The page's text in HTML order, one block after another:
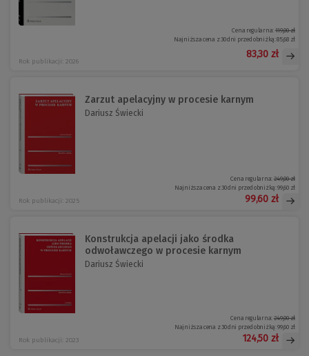
Rok publikacji: 2026
Cena regularna:119,00 zł
Najniższa cena z 30 dni przed obniżką:85,68 zł
83,30 zł
Zarzut apelacyjny w procesie karnym
Dariusz Świecki
Rok publikacji: 2025
Cena regularna:249,00 zł
Najniższa cena z 30 dni przed obniżką:99,60 zł
99,60 zł
Konstrukcja apelacji jako środka
odwoławczego w procesie karnym
Dariusz Świecki
Rok publikacji: 2023
Cena regularna:249,00 zł
Najniższa cena z 30 dni przed obniżką:99,60 zł
124,50 zł